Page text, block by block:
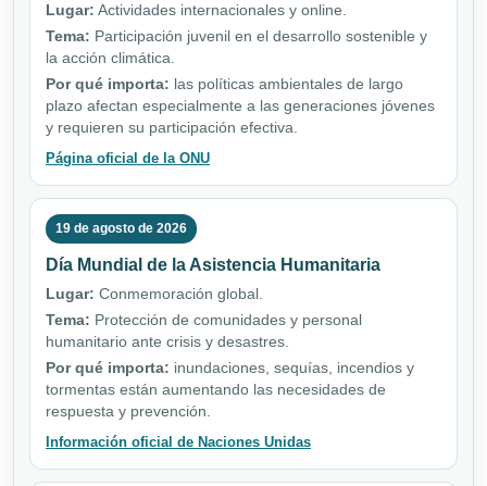
Lugar: Actividades internacionales y online.
Tema: Participación juvenil en el desarrollo sostenible y
la acción climática.
Por qué importa: las políticas ambientales de largo
plazo afectan especialmente a las generaciones jóvenes
y requieren su participación efectiva.
Página oficial de la ONU
19 de agosto de 2026
Día Mundial de la Asistencia Humanitaria
Lugar: Conmemoración global.
Tema: Protección de comunidades y personal
humanitario ante crisis y desastres.
Por qué importa: inundaciones, sequías, incendios y
tormentas están aumentando las necesidades de
respuesta y prevención.
Información oficial de Naciones Unidas